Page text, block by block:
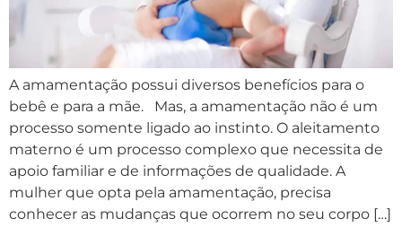
A amamentação possui diversos benefícios para o
bebê e para a mãe. Mas, a amamentação não é um
processo somente ligado ao instinto. O aleitamento
materno é um processo complexo que necessita de
apoio familiar e de informações de qualidade. A
mulher que opta pela amamentação, precisa
conhecer as mudanças que ocorrem no seu corpo […]